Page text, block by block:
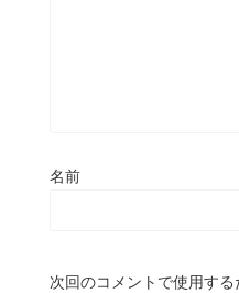
名前
次回のコメントで使用す